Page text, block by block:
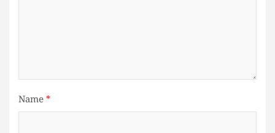
Name*